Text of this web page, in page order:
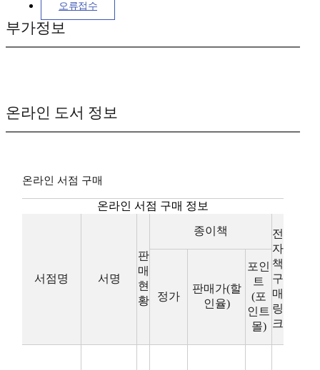
오류접수
부가정보
온라인 도서 정보
온라인 서점 구매
온라인 서점 구매 정보
서점명 서명
판
매
현
황
종이책
전
자
책
구
매
링
크
정가
판매가(할
인율)
포인
트
(포
인트
몰)